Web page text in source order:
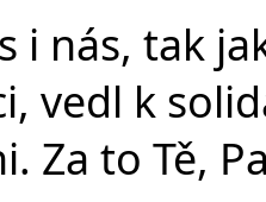
i nás, tak
vedl k
Za to Tě,